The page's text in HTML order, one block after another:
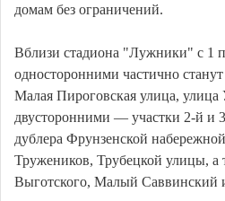
домам без ограничений.
Вблизи стадиона "Лужники" с 1
односторонними частично
Малая Пироговская улица,
двусторонними — участки 2-й и
дублера Фрунзенской
Тружеников, Трубецкой улицы, а
Выготского, Малый Саввинский